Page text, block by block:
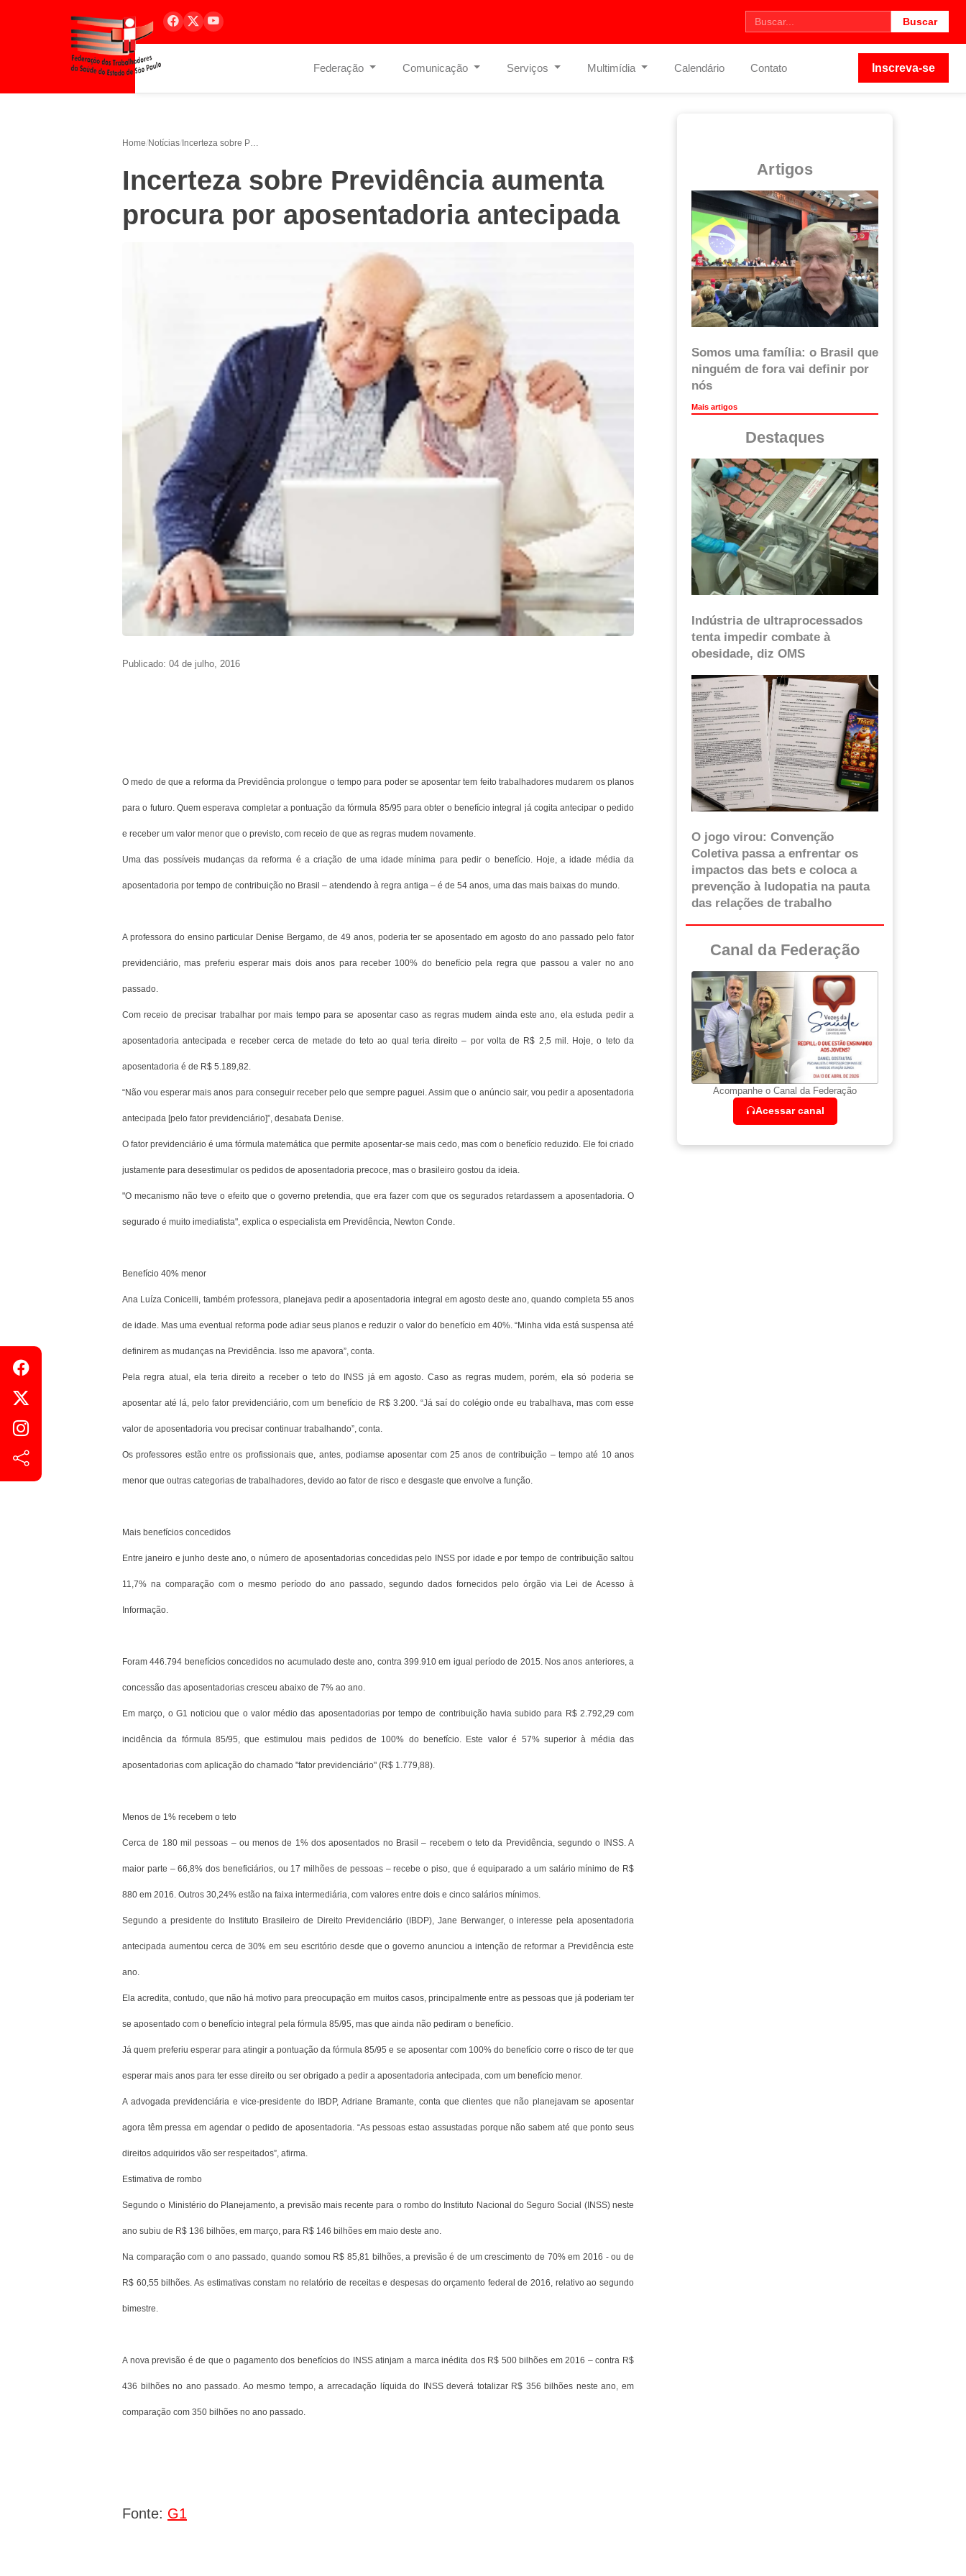
Buscar
Federação Comunicação Serviços Multimídia Calendário Contato Inscreva-se
Home/Notícias/ Incerteza sobre Previdência aumenta procura por aposentadoria antecipada
Incerteza sobre Previdência aumenta
procura por aposentadoria antecipada
Publicado: 04 de julho, 2016
O medo de que a reforma da Previdência prolongue o tempo para poder se aposentar tem feito trabalhadores mudarem os planos
para o futuro. Quem esperava completar a pontuação da fórmula 85/95 para obter o benefício integral já cogita antecipar o pedido
e receber um valor menor que o previsto, com receio de que as regras mudem novamente.
Uma das possíveis mudanças da reforma é a criação de uma idade mínima para pedir o benefício. Hoje, a idade média da
aposentadoria por tempo de contribuição no Brasil – atendendo à regra antiga – é de 54 anos, uma das mais baixas do mundo.
A professora do ensino particular Denise Bergamo, de 49 anos, poderia ter se aposentado em agosto do ano passado pelo fator
previdenciário, mas preferiu esperar mais dois anos para receber 100% do benefício pela regra que passou a valer no ano
passado.
Com receio de precisar trabalhar por mais tempo para se aposentar caso as regras mudem ainda este ano, ela estuda pedir a
aposentadoria antecipada e receber cerca de metade do teto ao qual teria direito – por volta de R$ 2,5 mil. Hoje, o teto da
aposentadoria é de R$ 5.189,82.
“Não vou esperar mais anos para conseguir receber pelo que sempre paguei. Assim que o anúncio sair, vou pedir a aposentadoria
antecipada [pelo fator previdenciário]”, desabafa Denise.
O fator previdenciário é uma fórmula matemática que permite aposentar-se mais cedo, mas com o benefício reduzido. Ele foi criado
justamente para desestimular os pedidos de aposentadoria precoce, mas o brasileiro gostou da ideia.
"O mecanismo não teve o efeito que o governo pretendia, que era fazer com que os segurados retardassem a aposentadoria. O
segurado é muito imediatista", explica o especialista em Previdência, Newton Conde.
Benefício 40% menor
Ana Luíza Conicelli, também professora, planejava pedir a aposentadoria integral em agosto deste ano, quando completa 55 anos
de idade. Mas uma eventual reforma pode adiar seus planos e reduzir o valor do benefício em 40%. “Minha vida está suspensa até
definirem as mudanças na Previdência. Isso me apavora”, conta.
Pela regra atual, ela teria direito a receber o teto do INSS já em agosto. Caso as regras mudem, porém, ela só poderia se
aposentar até lá, pelo fator previdenciário, com um benefício de R$ 3.200. “Já saí do colégio onde eu trabalhava, mas com esse
valor de aposentadoria vou precisar continuar trabalhando”, conta.
Os professores estão entre os profissionais que, antes, podiamse aposentar com 25 anos de contribuição – tempo até 10 anos
menor que outras categorias de trabalhadores, devido ao fator de risco e desgaste que envolve a função.
Mais benefícios concedidos
Entre janeiro e junho deste ano, o número de aposentadorias concedidas pelo INSS por idade e por tempo de contribuição saltou
11,7% na comparação com o mesmo período do ano passado, segundo dados fornecidos pelo órgão via Lei de Acesso à
Informação.
Foram 446.794 benefícios concedidos no acumulado deste ano, contra 399.910 em igual período de 2015. Nos anos anteriores, a
concessão das aposentadorias cresceu abaixo de 7% ao ano.
Em março, o G1 noticiou que o valor médio das aposentadorias por tempo de contribuição havia subido para R$ 2.792,29 com
incidência da fórmula 85/95, que estimulou mais pedidos de 100% do benefício. Este valor é 57% superior à média das
aposentadorias com aplicação do chamado "fator previdenciário" (R$ 1.779,88).
Menos de 1% recebem o teto
Cerca de 180 mil pessoas – ou menos de 1% dos aposentados no Brasil – recebem o teto da Previdência, segundo o INSS. A
maior parte – 66,8% dos beneficiários, ou 17 milhões de pessoas – recebe o piso, que é equiparado a um salário mínimo de R$
880 em 2016. Outros 30,24% estão na faixa intermediária, com valores entre dois e cinco salários mínimos.
Segundo a presidente do Instituto Brasileiro de Direito Previdenciário (IBDP), Jane Berwanger, o interesse pela aposentadoria
antecipada aumentou cerca de 30% em seu escritório desde que o governo anunciou a intenção de reformar a Previdência este
ano.
Ela acredita, contudo, que não há motivo para preocupação em muitos casos, principalmente entre as pessoas que já poderiam ter
se aposentado com o benefício integral pela fórmula 85/95, mas que ainda não pediram o benefício.
Já quem preferiu esperar para atingir a pontuação da fórmula 85/95 e se aposentar com 100% do benefício corre o risco de ter que
esperar mais anos para ter esse direito ou ser obrigado a pedir a aposentadoria antecipada, com um benefício menor.
A advogada previdenciária e vice-presidente do IBDP, Adriane Bramante, conta que clientes que não planejavam se aposentar
agora têm pressa em agendar o pedido de aposentadoria. “As pessoas estao assustadas porque não sabem até que ponto seus
direitos adquiridos vão ser respeitados”, afirma.
Estimativa de rombo
Segundo o Ministério do Planejamento, a previsão mais recente para o rombo do Instituto Nacional do Seguro Social (INSS) neste
ano subiu de R$ 136 bilhões, em março, para R$ 146 bilhões em maio deste ano.
Na comparação com o ano passado, quando somou R$ 85,81 bilhões, a previsão é de um crescimento de 70% em 2016 - ou de
R$ 60,55 bilhões. As estimativas constam no relatório de receitas e despesas do orçamento federal de 2016, relativo ao segundo
bimestre.
A nova previsão é de que o pagamento dos benefícios do INSS atinjam a marca inédita dos R$ 500 bilhões em 2016 – contra R$
436 bilhões no ano passado. Ao mesmo tempo, a arrecadação líquida do INSS deverá totalizar R$ 356 bilhões neste ano, em
comparação com 350 bilhões no ano passado.
Fonte: G1
Artigos
Somos uma família: o Brasil que
ninguém de fora vai definir por
nós
Mais artigos
Destaques
Indústria de ultraprocessados
tenta impedir combate à
obesidade, diz OMS
O jogo virou: Convenção
Coletiva passa a enfrentar os
impactos das bets e coloca a
prevenção à ludopatia na pauta
das relações de trabalho
Canal da Federação
Acompanhe o Canal da Federação
Acessar canal